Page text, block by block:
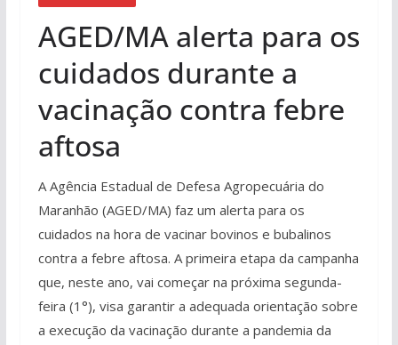
AGED/MA alerta para os
cuidados durante a
vacinação contra febre
aftosa
A Agência Estadual de Defesa Agropecuária do
Maranhão (AGED/MA) faz um alerta para os
cuidados na hora de vacinar bovinos e bubalinos
contra a febre aftosa. A primeira etapa da campanha
que, neste ano, vai começar na próxima segunda-
feira (1°), visa garantir a adequada orientação sobre
a execução da vacinação durante a pandemia da